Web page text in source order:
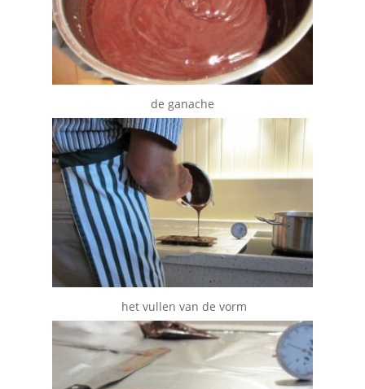
de ganache
het vullen van de vorm